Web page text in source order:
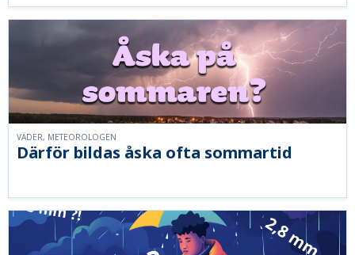
Därför bildas åska ofta sommartid
VÄDER, METEOROLOGEN